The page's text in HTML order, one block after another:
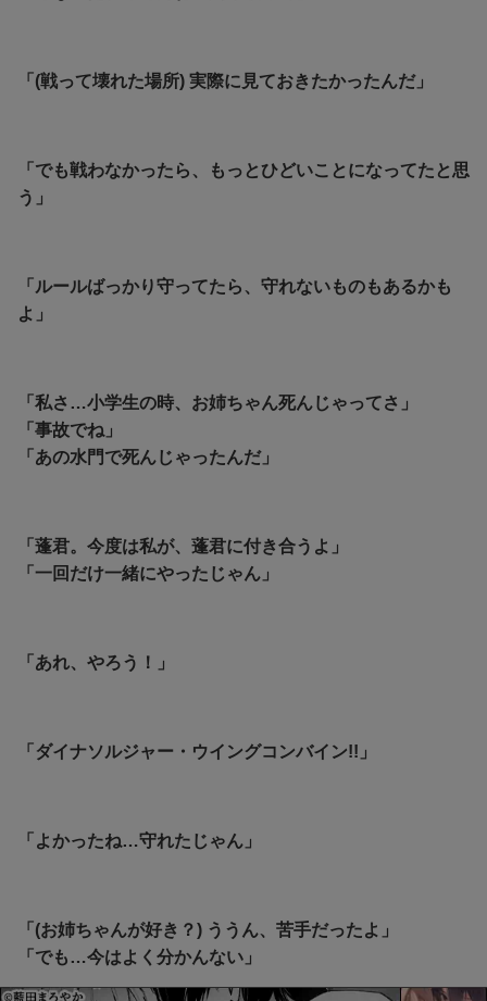
「(戦って壊れた場所) 実際に見ておきたかったんだ」
「でも戦わなかったら、もっとひどいことになってたと思
う」
「ルールばっかり守ってたら、守れないものもあるかも
よ」
「私さ…小学生の時、お姉ちゃん死んじゃってさ」
「事故でね」
「あの水門で死んじゃったんだ」
「蓬君。今度は私が、蓬君に付き合うよ」
「一回だけ一緒にやったじゃん」
「あれ、やろう！」
「ダイナソルジャー・ウイングコンバイン!!」
「よかったね…守れたじゃん」
「(お姉ちゃんが好き？) ううん、苦手だったよ」
「でも…今はよく分かんない」